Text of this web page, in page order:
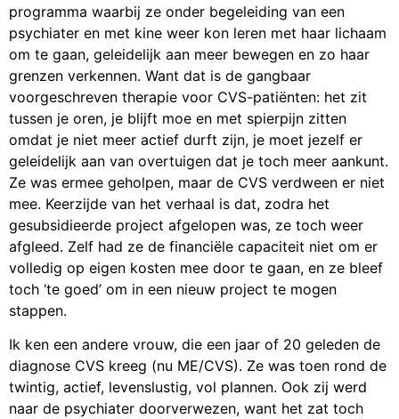
programma waarbij ze onder begeleiding van een
psychiater en met kine weer kon leren met haar lichaam
om te gaan, geleidelijk aan meer bewegen en zo haar
grenzen verkennen. Want dat is de gangbaar
voorgeschreven therapie voor CVS-patiënten: het zit
tussen je oren, je blijft moe en met spierpijn zitten
omdat je niet meer actief durft zijn, je moet jezelf er
geleidelijk aan van overtuigen dat je toch meer aankunt.
Ze was ermee geholpen, maar de CVS verdween er niet
mee. Keerzijde van het verhaal is dat, zodra het
gesubsidieerde project afgelopen was, ze toch weer
afgleed. Zelf had ze de financiële capaciteit niet om er
volledig op eigen kosten mee door te gaan, en ze bleef
toch ‘te goed’ om in een nieuw project te mogen
stappen.
Ik ken een andere vrouw, die een jaar of 20 geleden de
diagnose CVS kreeg (nu ME/CVS). Ze was toen rond de
twintig, actief, levenslustig, vol plannen. Ook zij werd
naar de psychiater doorverwezen, want het zat toch